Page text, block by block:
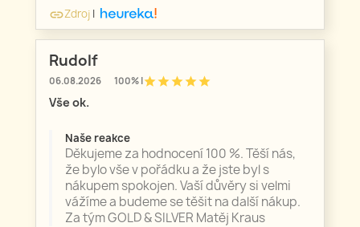
linkZdroj |
Rudolf
06.08.2026 100% |starstarstarstarstar
Vše ok.
Naše reakce
Děkujeme za hodnocení 100 %. Těší nás,
že bylo vše v pořádku a že jste byl s
nákupem spokojen. Vaší důvěry si velmi
vážíme a budeme se těšit na další nákup.
Za tým GOLD & SILVER Matěj Kraus